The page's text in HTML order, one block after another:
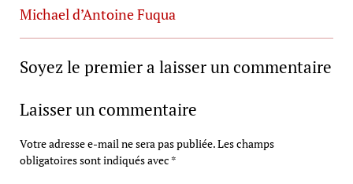
Michael d’Antoine Fuqua
Soyez le premier a laisser un commentaire
Laisser un commentaire
Votre adresse e-mail ne sera pas publiée.Les champs
obligatoires sont indiqués avec *